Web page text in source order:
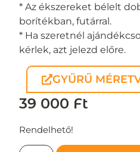
* Az ékszereket bélelt
borítékban, futárral.
* Ha szeretnél
kérlek, azt jelezd előre.
GYŰRŰ
39 000 Ft
Rendelhető!